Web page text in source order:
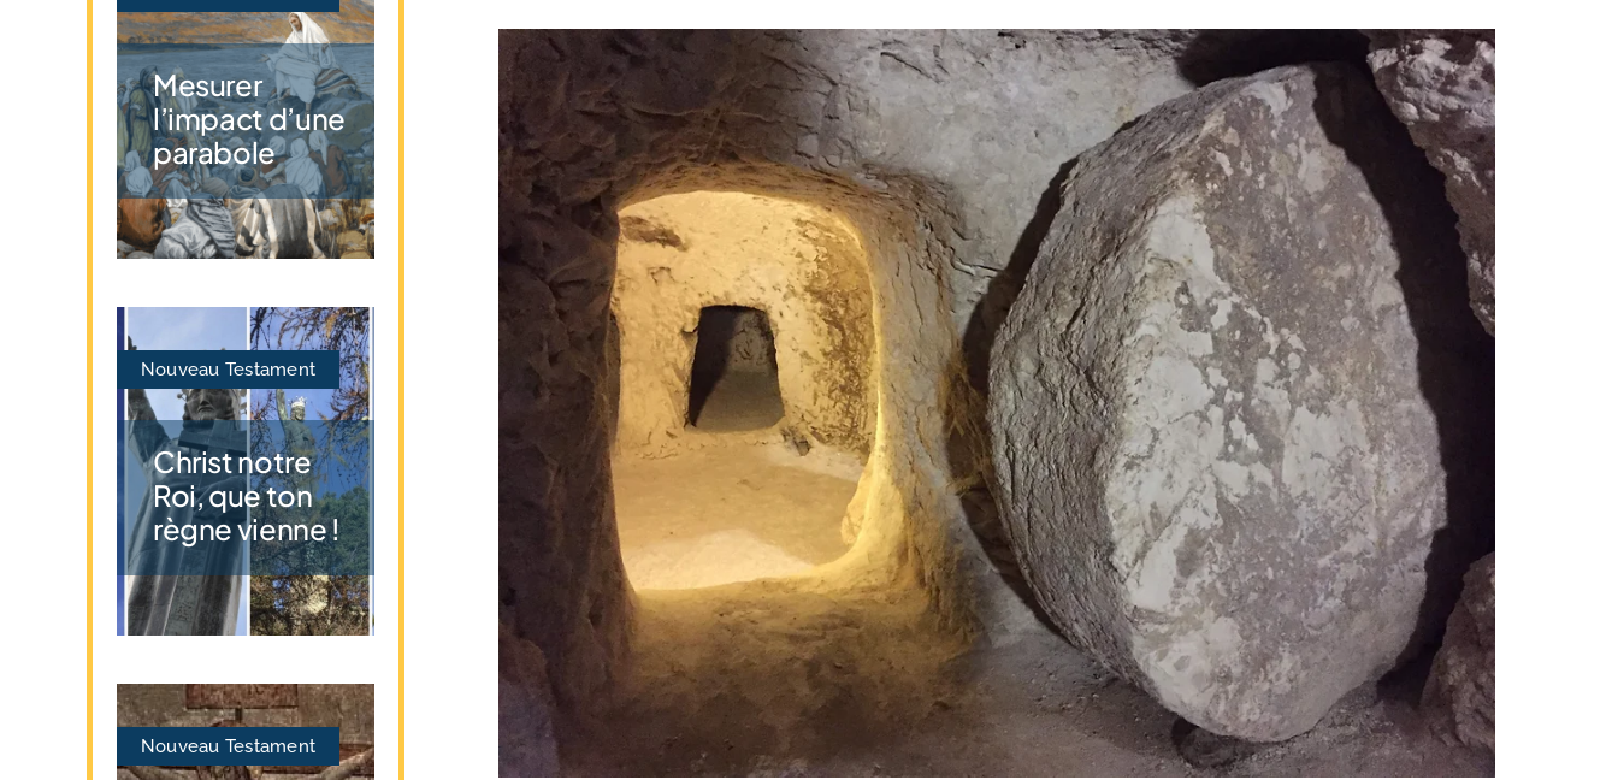
Mesurer
l’impact d’une
parabole
Nouveau Testament
Christ notre
Roi, que ton
règne vienne !
Nouveau Testament